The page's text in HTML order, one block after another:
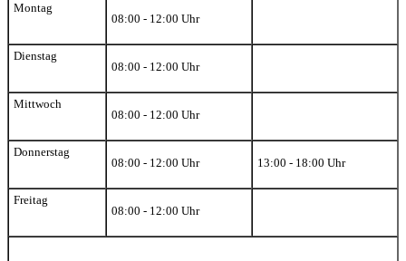
Montag
08:00 - 12:00 Uhr
Dienstag
08:00 - 12:00 Uhr
Mittwoch
08:00 - 12:00 Uhr
Donnerstag
08:00 - 12:00 Uhr
13:00 - 18:00 Uhr
Freitag
08:00 - 12:00 Uhr